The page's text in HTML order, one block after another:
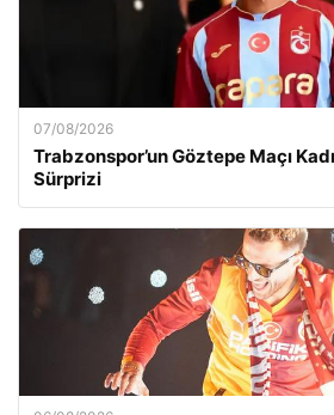
07/08/2026
Trabzonspor’un Göztepe Maçı
Sürprizi